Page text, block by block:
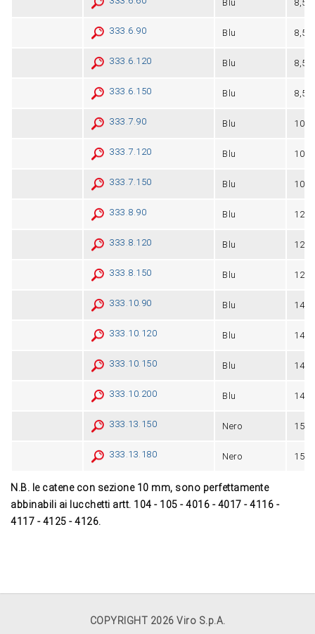
Blu 8,5
333.6.90 Blu 8,5
333.6.120 Blu 8,5
333.6.150 Blu 8,5
333.7.90 Blu 10
333.7.120 Blu 10
333.7.150 Blu 10
333.8.90 Blu 12
333.8.120 Blu 12
333.8.150 Blu 12
333.10.90 Blu 14
333.10.120 Blu 14
333.10.150 Blu 14
333.10.200 Blu 14
333.13.150 Nero 15
333.13.180 Nero 15
N.B. le catene con sezione 10 mm, sono perfettamente
abbinabili ai lucchetti artt. 104 - 105 - 4016 - 4017 - 4116 -
4117 - 4125 - 4126.
COPYRIGHT 2026 Viro S.p.A.